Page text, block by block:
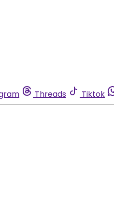
Threads Tiktok